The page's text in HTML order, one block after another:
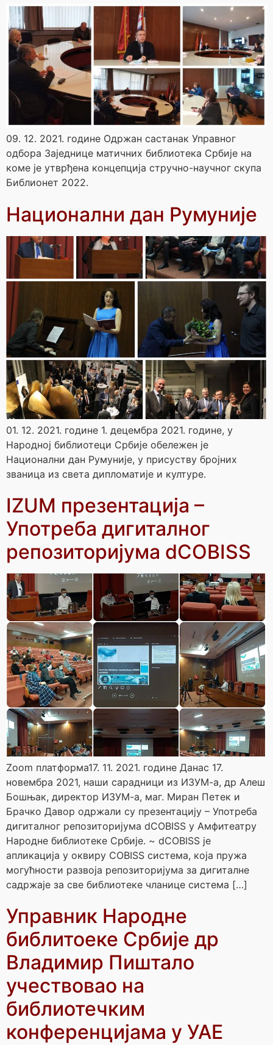
09. 12. 2021. године Одржан састанак Управног
одбора Заједнице матичних библиотека Србије на
коме је утврђена концепција стручно-научног скупа
Библионет 2022.
Национални дан Румуније
01. 12. 2021. године 1. децембра 2021. године, у
Народној библиотеци Србије обележен је
Национални дан Румуније, у присуству бројних
званица из света дипломатије и културе.
IZUM презентација –
Употреба дигиталног
репозиторијума dCOBISS
Zoom платформа17. 11. 2021. године Данас 17.
новембра 2021, наши сарадници из ИЗУМ-а, др Алеш
Бошњак, директор ИЗУМ-а, маг. Миран Петек и
Брачко Давор одржали су презентацију – Употреба
дигиталног репозиторијума dCOBISS у Амфитеатру
Народне библиотеке Србије. ~ dCOBISS je
апликација у оквиру COBISS система, која пружа
могућности развоја репозиторијума за дигиталне
садржаје за све библиотеке чланице система […]
Управник Народне
библитоеке Србије др
Владимир Пиштало
учествовао на
библиотечким
конференцијама у УАЕ